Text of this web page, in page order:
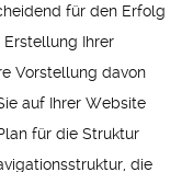
für den Erfolg
Erstellung Ihrer
Vorstellung davon
auf Ihrer Website
für die Struktur
die